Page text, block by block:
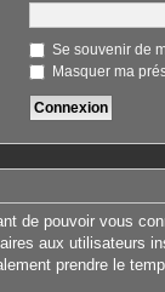
Se souvenir de
Masquer ma
de pouvoir vous
aux utilisateurs
prendre le